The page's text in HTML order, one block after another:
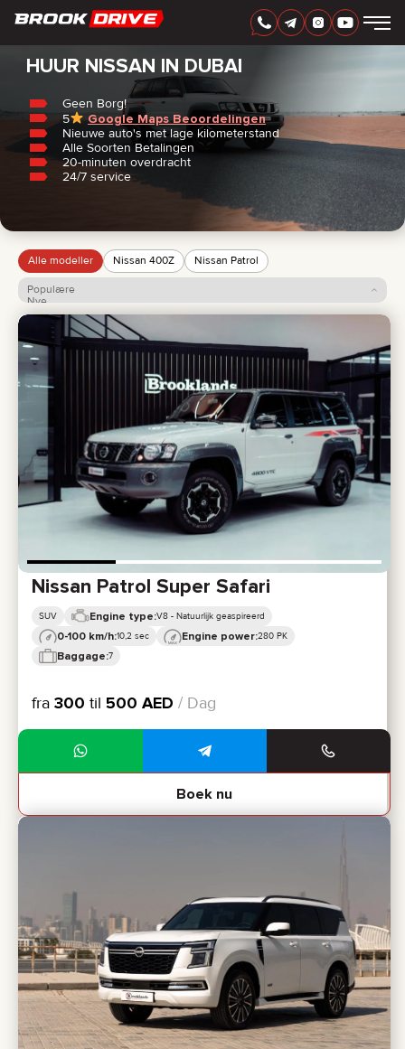
AED
AUTOMERK
HUURPERIODE
BEDSTE TILBUD
FAQ
CERTIFICATES
PARTNERSCHAP
HUUR-KOOP
info@brook-drive.rent
+ 971 52 193 88 88
+
Home /Nissan
HUUR NISSAN IN DUBAI
Geen Borg!
5
Google Maps Beoordelingen
Nieuwe auto's met lage kilometerstand
Alle Soorten Betalingen
20-minuten overdracht
24/7 service
Alle modeller Nissan 400Z Nissan Patrol
Populære
Nye
Pris: lav til høj
Pris: høj til lav
Nissan Patrol Super Safari
SUV Engine type:V8 - Natuurlijk geaspireerd
0-100 km/h:10,2 sec Engine power:280 PK
Baggage:7
fra 300 til 500 AED / Dag
Boek nu